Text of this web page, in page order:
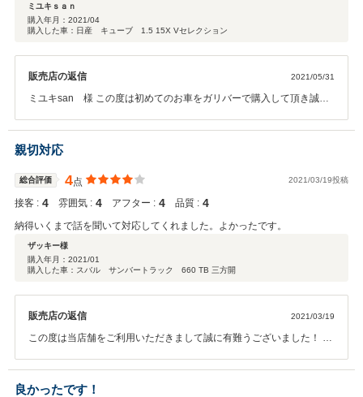
ミユキｓａｎ
購入年月： 2021/04
購入した車：日産 キューブ 1.5 15X Vセレクション
販売店の返信 2021/05/31
ミユキsan 様 この度は初めてのお車をガリバーで購入して頂き誠に
もガリバーにお任せ下さい。
親切対応
総合評価 4点 2021/03/19投稿
接客 : 4 雰囲気 : 4 アフター : 4 品質 : 4
納得いくまで話を聞いて対応してくれました。よかったです。
ザッキー様
購入年月： 2021/01
購入した車：スバル サンバートラック 660 TB 三方開
販売店の返信 2021/03/19
この度は当店舗をご利用いただきまして誠に有難うございました！ 今
もさせていただく所存でございます！ 今後ともガリバーをよろしくお
願いいたします！
良かったです！